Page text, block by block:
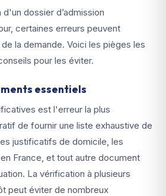
dossier d’admission
certaines erreurs peuvent
la demande. Voici les pièges les
pour les éviter.
essentiels
est l'erreur la plus
de fournir une liste exhaustive de
justificatifs de domicile, les
France, et tout autre document
La vérification à plusieurs
peut éviter de nombreux